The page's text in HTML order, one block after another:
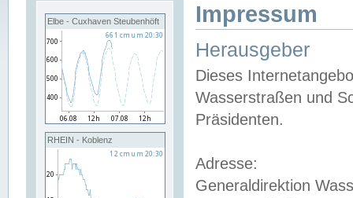
Elbe - Cuxhaven Steubenhöft
RHEIN - Koblenz
Impressum
Herausgeber
Dieses
Wasserstraßen und
Präsidenten.
Adresse:
Generaldirektion